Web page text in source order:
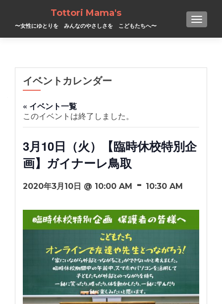
Tottori Mama's
〜女性にゆとりを みんなのやさしさを こどもたちへ〜
イベントカレンダー
« イベント一覧
このイベントは終了しました。
3月10日（火）【臨時休校特別企
画】ガイナーレ鳥取
2020年3月10日 @ 10:00 AM - 10:30 AM